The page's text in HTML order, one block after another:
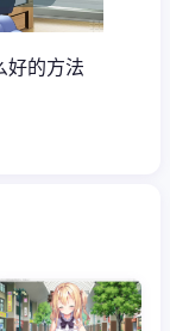
好的方法